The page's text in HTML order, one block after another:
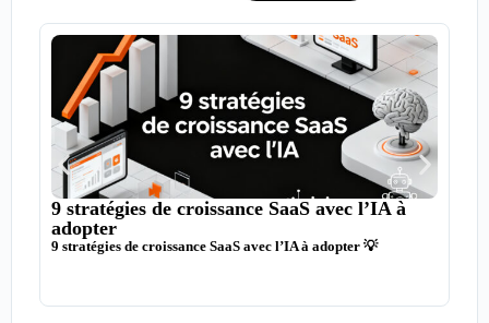
9 stratégies de croissance SaaS avec l’IA à
adopter
9 stratégies de croissance SaaS avec l’IA à adopter 💡